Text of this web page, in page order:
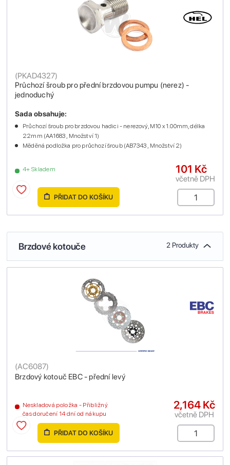
Průchozí šroub pro přední brzdovou pumpu (nerez) -
jednoduchý
(PKAD4327)
4+ Skladem
Sada obsahuje:
Průchozí šroub pro brzdovou hadici - nerezový, M10 x 1.00mm, délka
22mm (AA1683 , Množství 1)
Měděná podložka pro průchozí šroub (AB7343 , Množství 2)
101 Kč
včetně DPH
PŘIDAT DO KOŠÍKU
Brzdové kotouče 2 Produkty
Brzdový kotouč EBC - přední levý
(AC6087)
Neskladová položka - Přibližný
čas doručení 14 dní od nákupu
2,164 Kč
včetně DPH
PŘIDAT DO KOŠÍKU